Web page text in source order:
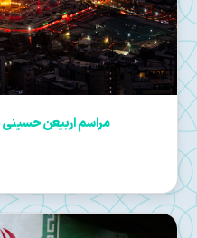
مراسم اربیعن حسینی